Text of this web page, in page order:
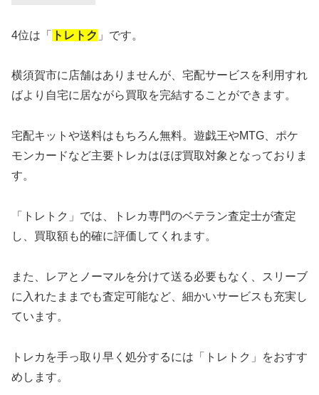
4位は「 トレトク 」です。
横須賀市に店舗はありませんが、宅配サービスを利用すれ
ばより自宅に居ながら買取を完結することができます。
宅配キットや送料はもちろん無料。遊戯王やMTG、ポケ
モンカードなど主要トレカはほぼ買取対象となっておりま
す。
「トレトク」では、トレカ専門のベテラン査定士が査定
し、買取額も的確に評価してくれます。
また、レアとノーマルを分けて送る必要もなく、スリーブ
に入れたままでも査定可能など、細かいサービスも充実し
ています。
トレカを手っ取り早く処分するには「トレトク」をおすす
めします。